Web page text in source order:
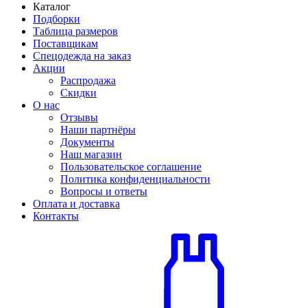
Каталог
Подборки
Таблица размеров
Поставщикам
Спецодежда на заказ
Акции
Распродажа
Скидки
О нас
Отзывы
Наши партнёры
Документы
Наш магазин
Пользовательское соглашение
Политика конфиденциальности
Вопросы и ответы
Оплата и доставка
Контакты